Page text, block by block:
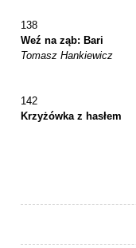
138
Weź na ząb: Bari
Tomasz Hankiewicz
142
Krzyżówka z hasłem